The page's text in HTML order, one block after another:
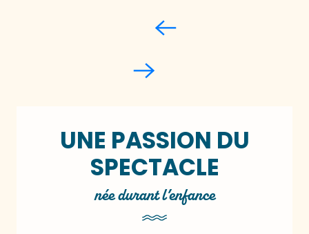
UNE PASSION DU
SPECTACLE
née durant l’enfance